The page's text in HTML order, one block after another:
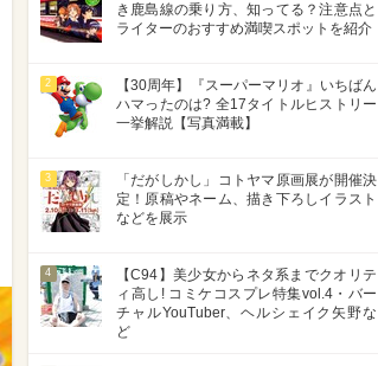
き鹿島線の乗り方、知ってる？注意点と
ライターのおすすめ満喫スポットを紹介
2
【30周年】『スーパーマリオ』いちばん
ハマったのは? 全17タイトルヒストリー
一挙解説【写真満載】
3
「だがしかし」コトヤマ原画展が開催決
定！原稿やネーム、描き下ろしイラスト
などを展示
4
【C94】美少女からネタ系までクオリテ
ィ高し! コミケコスプレ特集vol.4・バー
チャルYouTuber、ヘルシェイク矢野な
ど